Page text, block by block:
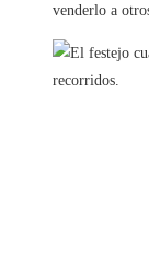
venderlo a